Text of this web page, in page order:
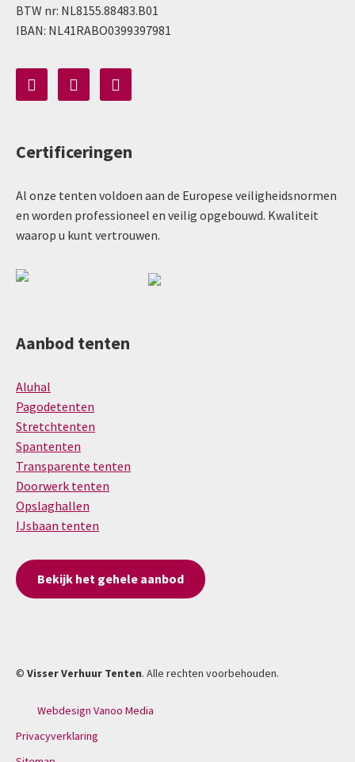
BTW nr: NL8155.88483.B01
IBAN: NL41RABO0399397981
Certificeringen
Al onze tenten voldoen aan de Europese veiligheidsnormen
en worden professioneel en veilig opgebouwd. Kwaliteit
waarop u kunt vertrouwen.
Aanbod tenten
Aluhal
Pagodetenten
Stretchtenten
Spantenten
Transparente tenten
Doorwerk tenten
Opslaghallen
IJsbaan tenten
Bekijk het gehele aanbod
© Visser Verhuur Tenten. Alle rechten voorbehouden.
Webdesign Vanoo Media
Privacyverklaring